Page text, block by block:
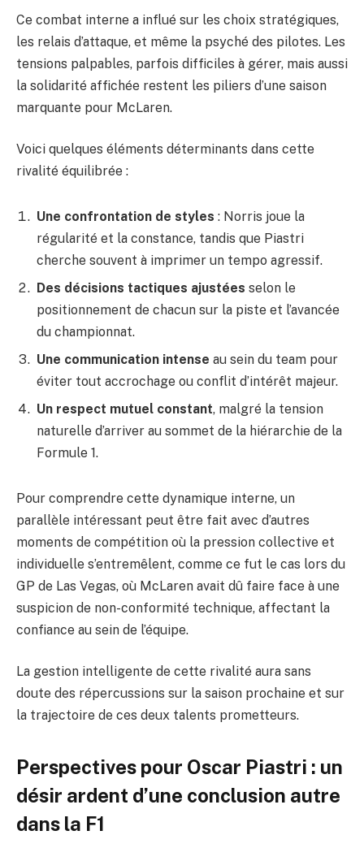
Ce combat interne a influé sur les choix stratégiques,
les relais d’attaque, et même la psyché des pilotes. Les
tensions palpables, parfois difficiles à gérer, mais aussi
la solidarité affichée restent les piliers d’une saison
marquante pour McLaren.
Voici quelques éléments déterminants dans cette
rivalité équilibrée :
Une confrontation de styles : Norris joue la
régularité et la constance, tandis que Piastri
cherche souvent à imprimer un tempo agressif.
Des décisions tactiques ajustées selon le
positionnement de chacun sur la piste et l’avancée
du championnat.
Une communication intense au sein du team pour
éviter tout accrochage ou conflit d’intérêt majeur.
Un respect mutuel constant, malgré la tension
naturelle d’arriver au sommet de la hiérarchie de la
Formule 1.
Pour comprendre cette dynamique interne, un
parallèle intéressant peut être fait avec d’autres
moments de compétition où la pression collective et
individuelle s’entremêlent, comme ce fut le cas lors du
GP de Las Vegas, où McLaren avait dû faire face à une
suspicion de non-conformité technique, affectant la
confiance au sein de l’équipe.
La gestion intelligente de cette rivalité aura sans
doute des répercussions sur la saison prochaine et sur
la trajectoire de ces deux talents prometteurs.
Perspectives pour Oscar Piastri : un
désir ardent d’une conclusion autre
dans la F1